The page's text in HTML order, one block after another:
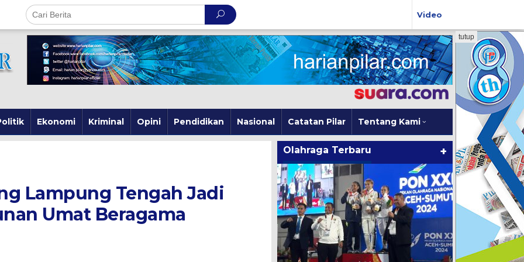
Video
Ekonomi Kriminal Opini Pendidikan Nasional Catatan Pilar Tentang Kami
tutup
Lampung Tengah Jadi
Umat Beragama
Olahraga Terbaru +